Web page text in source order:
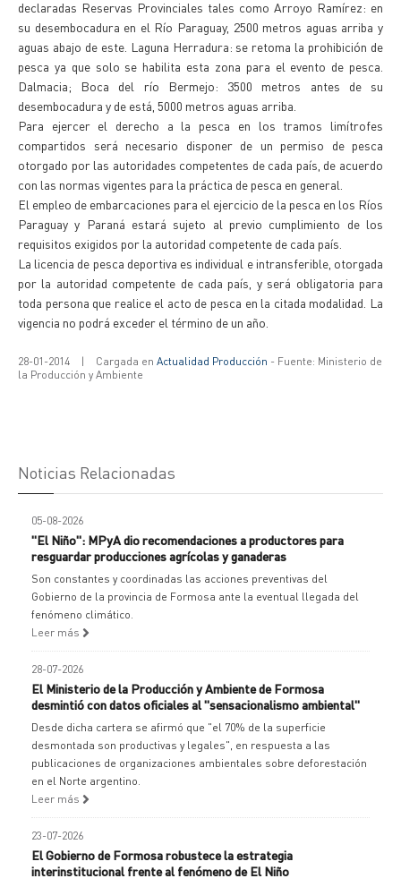
declaradas Reservas Provinciales tales como Arroyo Ramírez: en
su desembocadura en el Río Paraguay, 2500 metros aguas arriba y
aguas abajo de este. Laguna Herradura: se retoma la prohibición de
pesca ya que solo se habilita esta zona para el evento de pesca.
Dalmacia; Boca del río Bermejo: 3500 metros antes de su
desembocadura y de está, 5000 metros aguas arriba.
Para ejercer el derecho a la pesca en los tramos limítrofes
compartidos será necesario disponer de un permiso de pesca
otorgado por las autoridades competentes de cada país, de acuerdo
con las normas vigentes para la práctica de pesca en general.
El empleo de embarcaciones para el ejercicio de la pesca en los Ríos
Paraguay y Paraná estará sujeto al previo cumplimiento de los
requisitos exigidos por la autoridad competente de cada país.
La licencia de pesca deportiva es individual e intransferible, otorgada
por la autoridad competente de cada país, y será obligatoria para
toda persona que realice el acto de pesca en la citada modalidad. La
vigencia no podrá exceder el término de un año.
28-01-2014 | Cargada en Actualidad Producción - Fuente: Ministerio de
la Producción y Ambiente
Noticias Relacionadas
05-08-2026
"El Niño": MPyA dio recomendaciones a productores para
resguardar producciones agrícolas y ganaderas
Son constantes y coordinadas las acciones preventivas del
Gobierno de la provincia de Formosa ante la eventual llegada del
fenómeno climático.
Leer más
28-07-2026
El Ministerio de la Producción y Ambiente de Formosa
desmintió con datos oficiales al "sensacionalismo ambiental"
Desde dicha cartera se afirmó que "el 70% de la superficie
desmontada son productivas y legales", en respuesta a las
publicaciones de organizaciones ambientales sobre deforestación
en el Norte argentino.
Leer más
23-07-2026
El Gobierno de Formosa robustece la estrategia
interinstitucional frente al fenómeno de El Niño